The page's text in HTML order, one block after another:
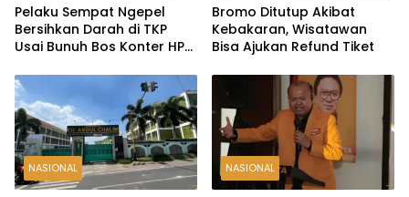
Pelaku Sempat Ngepel
Bersihkan Darah di TKP
Usai Bunuh Bos Konter HP
Bromo Ditutup Akibat
Kebakaran, Wisatawan
Bisa Ajukan Refund Tiket
NASIONAL NASIONAL